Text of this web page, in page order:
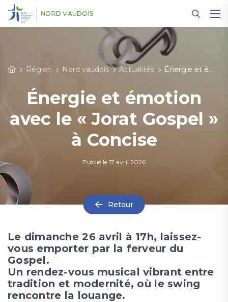
NORD VAUDOIS
Région Nord vaudois Actualités Énergie et émotion avec le « Jorat Gospel » à Concise
Énergie et émotion
avec le « Jorat Gospel »
à Concise
Publié le 17 avril 2026
Retour
Le dimanche 26 avril à 17h, laissez-
vous emporter par la ferveur du
Gospel.
Un rendez-vous musical vibrant entre
tradition et modernité, où le swing
rencontre la louange.
Panneau de gestion des cookies